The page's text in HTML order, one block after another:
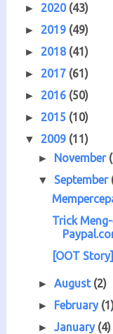
► 2020 (43)
► 2019 (49)
► 2018 (41)
► 2017 (61)
► 2016 (50)
► 2015 (10)
▼ 2009 (11)
► November
▼September
Trick
[OOT
►August (2)
► February
►January (4)